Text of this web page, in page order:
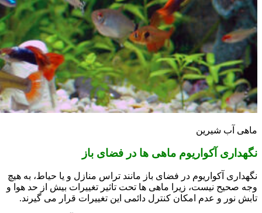
ماهی آب شیرین
نگهداری آکواریوم ماهی ها در فضای باز
نگهداری آکواریوم در فضای باز مانند تراس منازل و یا حیاط، به هیچ
وجه صحیح نیست، زیرا ماهی ها تحت تاثیر تغییرات بیش از حد هوا و
تابش نور و عدم امکان کنترل دائمی این تغییرات قرار می گیرند.